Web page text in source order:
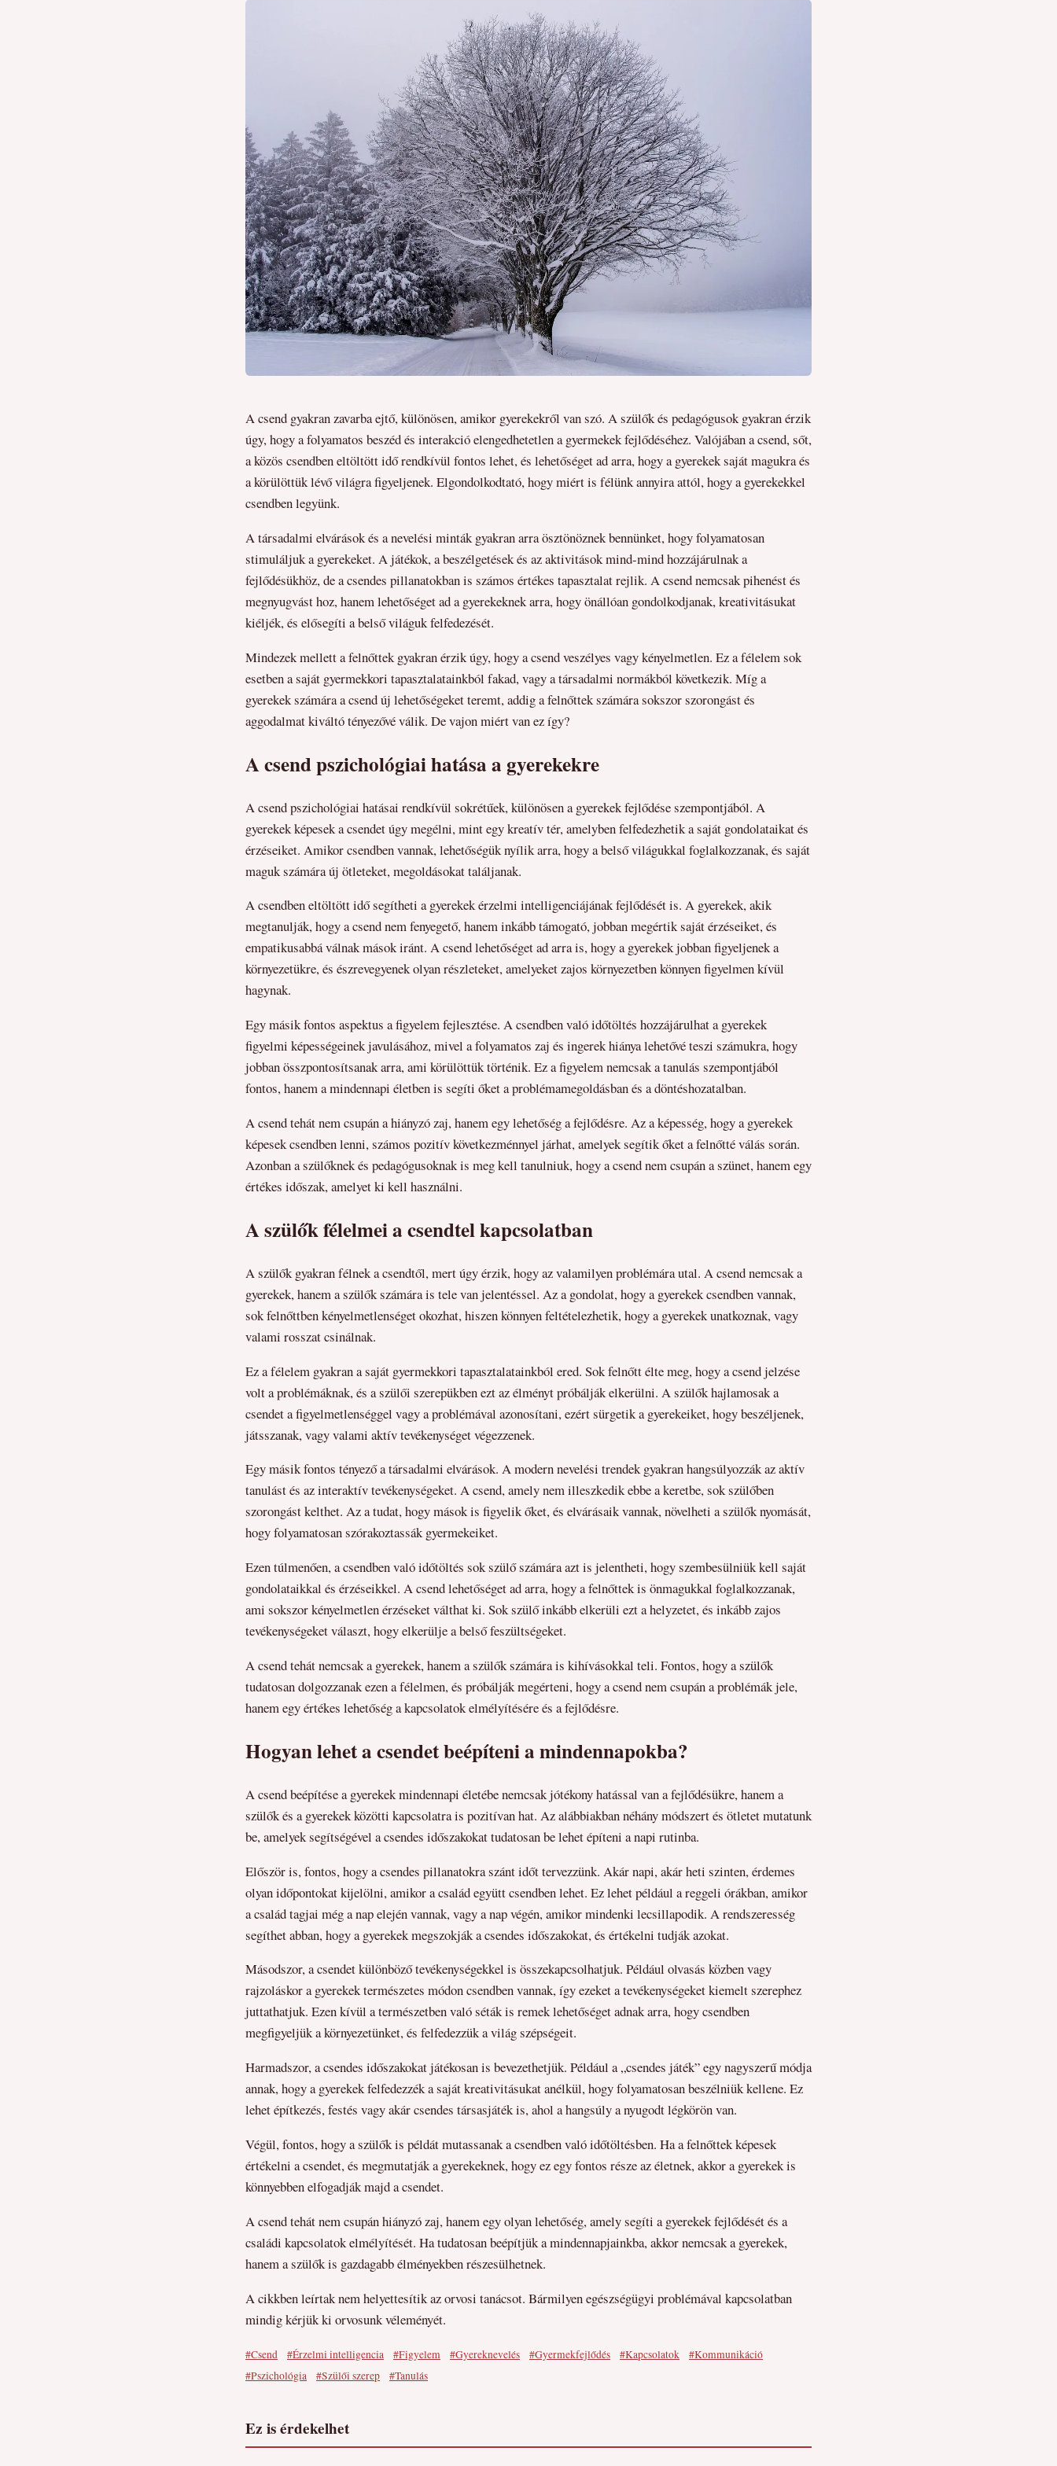
A csend gyakran zavarba ejtő, különösen, amikor gyerekekről van szó. A szülők és pedagógusok gyakran érzik
úgy, hogy a folyamatos beszéd és interakció elengedhetetlen a gyermekek fejlődéséhez. Valójában a csend, sőt,
a közös csendben eltöltött idő rendkívül fontos lehet, és lehetőséget ad arra, hogy a gyerekek saját magukra és
a körülöttük lévő világra figyeljenek. Elgondolkodtató, hogy miért is félünk annyira attól, hogy a gyerekekkel
csendben legyünk.
A társadalmi elvárások és a nevelési minták gyakran arra ösztönöznek bennünket, hogy folyamatosan
stimuláljuk a gyerekeket. A játékok, a beszélgetések és az aktivitások mind-mind hozzájárulnak a
fejlődésükhöz, de a csendes pillanatokban is számos értékes tapasztalat rejlik. A csend nemcsak pihenést és
megnyugvást hoz, hanem lehetőséget ad a gyerekeknek arra, hogy önállóan gondolkodjanak, kreativitásukat
kiéljék, és elősegíti a belső világuk felfedezését.
Mindezek mellett a felnőttek gyakran érzik úgy, hogy a csend veszélyes vagy kényelmetlen. Ez a félelem sok
esetben a saját gyermekkori tapasztalatainkból fakad, vagy a társadalmi normákból következik. Míg a
gyerekek számára a csend új lehetőségeket teremt, addig a felnőttek számára sokszor szorongást és
aggodalmat kiváltó tényezővé válik. De vajon miért van ez így?
A csend pszichológiai hatása a gyerekekre
A csend pszichológiai hatásai rendkívül sokrétűek, különösen a gyerekek fejlődése szempontjából. A
gyerekek képesek a csendet úgy megélni, mint egy kreatív tér, amelyben felfedezhetik a saját gondolataikat és
érzéseiket. Amikor csendben vannak, lehetőségük nyílik arra, hogy a belső világukkal foglalkozzanak, és saját
maguk számára új ötleteket, megoldásokat találjanak.
A csendben eltöltött idő segítheti a gyerekek érzelmi intelligenciájának fejlődését is. A gyerekek, akik
megtanulják, hogy a csend nem fenyegető, hanem inkább támogató, jobban megértik saját érzéseiket, és
empatikusabbá válnak mások iránt. A csend lehetőséget ad arra is, hogy a gyerekek jobban figyeljenek a
környezetükre, és észrevegyenek olyan részleteket, amelyeket zajos környezetben könnyen figyelmen kívül
hagynak.
Egy másik fontos aspektus a figyelem fejlesztése. A csendben való időtöltés hozzájárulhat a gyerekek
figyelmi képességeinek javulásához, mivel a folyamatos zaj és ingerek hiánya lehetővé teszi számukra, hogy
jobban összpontosítsanak arra, ami körülöttük történik. Ez a figyelem nemcsak a tanulás szempontjából
fontos, hanem a mindennapi életben is segíti őket a problémamegoldásban és a döntéshozatalban.
A csend tehát nem csupán a hiányzó zaj, hanem egy lehetőség a fejlődésre. Az a képesség, hogy a gyerekek
képesek csendben lenni, számos pozitív következménnyel járhat, amelyek segítik őket a felnőtté válás során.
Azonban a szülőknek és pedagógusoknak is meg kell tanulniuk, hogy a csend nem csupán a szünet, hanem egy
értékes időszak, amelyet ki kell használni.
A szülők félelmei a csendtel kapcsolatban
A szülők gyakran félnek a csendtől, mert úgy érzik, hogy az valamilyen problémára utal. A csend nemcsak a
gyerekek, hanem a szülők számára is tele van jelentéssel. Az a gondolat, hogy a gyerekek csendben vannak,
sok felnőttben kényelmetlenséget okozhat, hiszen könnyen feltételezhetik, hogy a gyerekek unatkoznak, vagy
valami rosszat csinálnak.
Ez a félelem gyakran a saját gyermekkori tapasztalatainkból ered. Sok felnőtt élte meg, hogy a csend jelzése
volt a problémáknak, és a szülői szerepükben ezt az élményt próbálják elkerülni. A szülők hajlamosak a
csendet a figyelmetlenséggel vagy a problémával azonosítani, ezért sürgetik a gyerekeiket, hogy beszéljenek,
játsszanak, vagy valami aktív tevékenységet végezzenek.
Egy másik fontos tényező a társadalmi elvárások. A modern nevelési trendek gyakran hangsúlyozzák az aktív
tanulást és az interaktív tevékenységeket. A csend, amely nem illeszkedik ebbe a keretbe, sok szülőben
szorongást kelthet. Az a tudat, hogy mások is figyelik őket, és elvárásaik vannak, növelheti a szülők nyomását,
hogy folyamatosan szórakoztassák gyermekeiket.
Ezen túlmenően, a csendben való időtöltés sok szülő számára azt is jelentheti, hogy szembesülniük kell saját
gondolataikkal és érzéseikkel. A csend lehetőséget ad arra, hogy a felnőttek is önmagukkal foglalkozzanak,
ami sokszor kényelmetlen érzéseket válthat ki. Sok szülő inkább elkerüli ezt a helyzetet, és inkább zajos
tevékenységeket választ, hogy elkerülje a belső feszültségeket.
A csend tehát nemcsak a gyerekek, hanem a szülők számára is kihívásokkal teli. Fontos, hogy a szülők
tudatosan dolgozzanak ezen a félelmen, és próbálják megérteni, hogy a csend nem csupán a problémák jele,
hanem egy értékes lehetőség a kapcsolatok elmélyítésére és a fejlődésre.
Hogyan lehet a csendet beépíteni a mindennapokba?
A csend beépítése a gyerekek mindennapi életébe nemcsak jótékony hatással van a fejlődésükre, hanem a
szülők és a gyerekek közötti kapcsolatra is pozitívan hat. Az alábbiakban néhány módszert és ötletet mutatunk
be, amelyek segítségével a csendes időszakokat tudatosan be lehet építeni a napi rutinba.
Először is, fontos, hogy a csendes pillanatokra szánt időt tervezzünk. Akár napi, akár heti szinten, érdemes
olyan időpontokat kijelölni, amikor a család együtt csendben lehet. Ez lehet például a reggeli órákban, amikor
a család tagjai még a nap elején vannak, vagy a nap végén, amikor mindenki lecsillapodik. A rendszeresség
segíthet abban, hogy a gyerekek megszokják a csendes időszakokat, és értékelni tudják azokat.
Másodszor, a csendet különböző tevékenységekkel is összekapcsolhatjuk. Például olvasás közben vagy
rajzoláskor a gyerekek természetes módon csendben vannak, így ezeket a tevékenységeket kiemelt szerephez
juttathatjuk. Ezen kívül a természetben való séták is remek lehetőséget adnak arra, hogy csendben
megfigyeljük a környezetünket, és felfedezzük a világ szépségeit.
Harmadszor, a csendes időszakokat játékosan is bevezethetjük. Például a „csendes játék” egy nagyszerű módja
annak, hogy a gyerekek felfedezzék a saját kreativitásukat anélkül, hogy folyamatosan beszélniük kellene. Ez
lehet építkezés, festés vagy akár csendes társasjáték is, ahol a hangsúly a nyugodt légkörön van.
Végül, fontos, hogy a szülők is példát mutassanak a csendben való időtöltésben. Ha a felnőttek képesek
értékelni a csendet, és megmutatják a gyerekeknek, hogy ez egy fontos része az életnek, akkor a gyerekek is
könnyebben elfogadják majd a csendet.
A csend tehát nem csupán hiányzó zaj, hanem egy olyan lehetőség, amely segíti a gyerekek fejlődését és a
családi kapcsolatok elmélyítését. Ha tudatosan beépítjük a mindennapjainkba, akkor nemcsak a gyerekek,
hanem a szülők is gazdagabb élményekben részesülhetnek.
A cikkben leírtak nem helyettesítik az orvosi tanácsot. Bármilyen egészségügyi problémával kapcsolatban
mindig kérjük ki orvosunk véleményét.
#Csend #Érzelmi intelligencia #Figyelem #Gyereknevelés #Gyermekfejlődés #Kapcsolatok
#Kommunikáció
#Pszichológia
#Szülői szerep #Tanulás
Ez is érdekelhet